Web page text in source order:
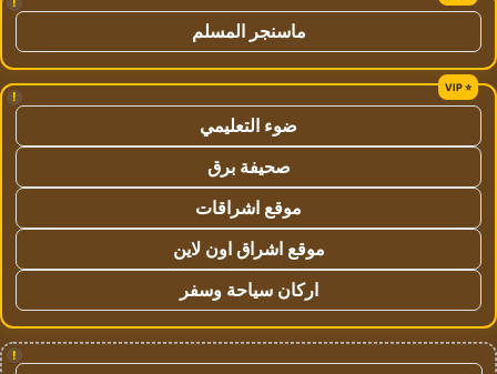
ماسنجر المسلم
!
ضوء التعليمي
صحيفة برق
موقع اشراقات
موقع اشراق اون لاين
اركان سياحة وسفر
!